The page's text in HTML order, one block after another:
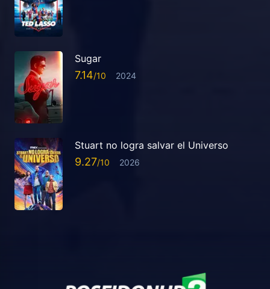
Sugar
7.14 2024
Stuart no logra salvar el Universo
9.27 2026